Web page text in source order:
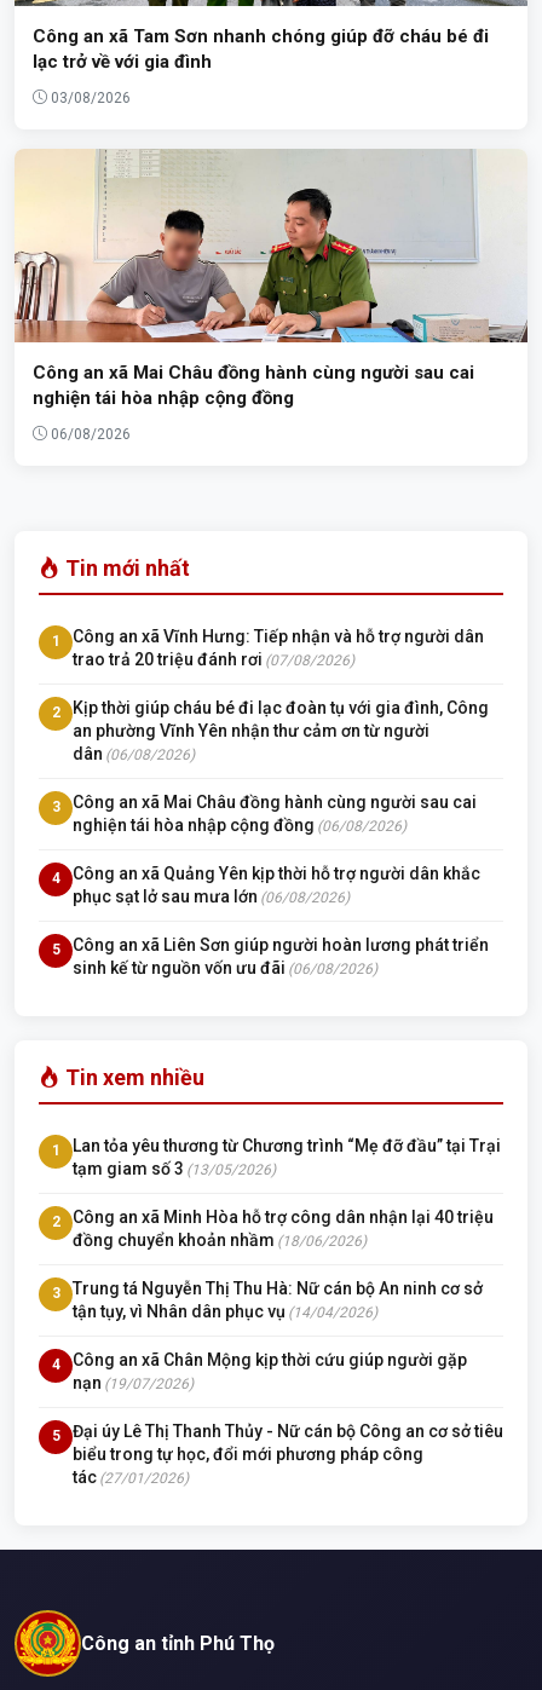
Công an xã Tam Sơn nhanh chóng giúp đỡ cháu bé đi
lạc trở về với gia đình
03/08/2026
Công an xã Mai Châu đồng hành cùng người sau cai
nghiện tái hòa nhập cộng đồng
06/08/2026
Tin mới nhất
1
Công an xã Vĩnh Hưng: Tiếp nhận và hỗ trợ người dân
trao trả 20 triệu đánh rơi (07/08/2026)
2
Kịp thời giúp cháu bé đi lạc đoàn tụ với gia đình, Công
an phường Vĩnh Yên nhận thư cảm ơn từ người
dân (06/08/2026)
3
Công an xã Mai Châu đồng hành cùng người sau cai
nghiện tái hòa nhập cộng đồng (06/08/2026)
4
Công an xã Quảng Yên kịp thời hỗ trợ người dân khắc
phục sạt lở sau mưa lớn (06/08/2026)
5
Công an xã Liên Sơn giúp người hoàn lương phát triển
sinh kế từ nguồn vốn ưu đãi (06/08/2026)
Tin xem nhiều
1
Lan tỏa yêu thương từ Chương trình “Mẹ đỡ đầu” tại Trại
tạm giam số 3 (13/05/2026)
2
Công an xã Minh Hòa hỗ trợ công dân nhận lại 40 triệu
đồng chuyển khoản nhầm (18/06/2026)
3
Trung tá Nguyễn Thị Thu Hà: Nữ cán bộ An ninh cơ sở
tận tụy, vì Nhân dân phục vụ (14/04/2026)
4
Công an xã Chân Mộng kịp thời cứu giúp người gặp
nạn (19/07/2026)
5
Đại úy Lê Thị Thanh Thủy - Nữ cán bộ Công an cơ sở tiêu
biểu trong tự học, đổi mới phương pháp công
tác (27/01/2026)
Công an tỉnh Phú Thọ